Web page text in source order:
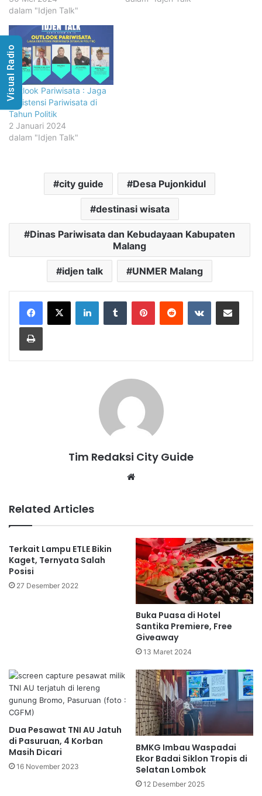
dalam "Idjen Talk"
Outlook Pariwisata : Jaga
Eksistensi Pariwisata di
Tahun Politik
2 Januari 2024
dalam "Idjen Talk"
city guide Desa Pujonkidul
destinasi wisata
Dinas Pariwisata dan Kebudayaan Kabupaten
Malang
idjen talk UNMER Malang
LinkedInTumblr PinterestReddit VKontakteShare via Email
Print
Tim Redaksi City Guide
Related Articles
Terkait Lampu ETLE Bikin
Kaget, Ternyata Salah
Posisi
27 Desember 2022
Buka Puasa di Hotel
Santika Premiere, Free
Giveaway
13 Maret 2024
Dua Pesawat TNI AU Jatuh
di Pasuruan, 4 Korban
Masih Dicari
16 November 2023
BMKG Imbau Waspadai
Ekor Badai Siklon Tropis di
Selatan Lombok
12 Desember 2025
Visual Radio